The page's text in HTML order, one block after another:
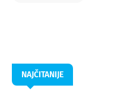
NAJČITANIJE